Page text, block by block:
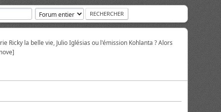
Ricky la belle vie, Julio Iglésias ou l'émission Kohlanta ? Alors